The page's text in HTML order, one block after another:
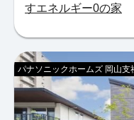
すエネルギー0の家
パナソニックホームズ 岡山支